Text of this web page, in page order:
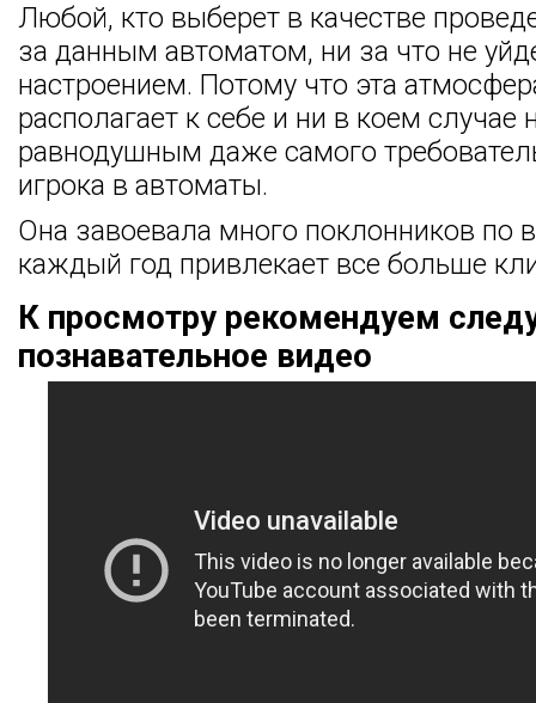
Любой, кто выберет в качестве
за данным автоматом, ни за что не
настроением. Потому что эта
располагает к себе и ни в коем случае
равнодушным даже самого
игрока в автоматы.
Она завоевала много поклонников по
каждый год привлекает все больше
К просмотру рекомендуем
познавательное видео